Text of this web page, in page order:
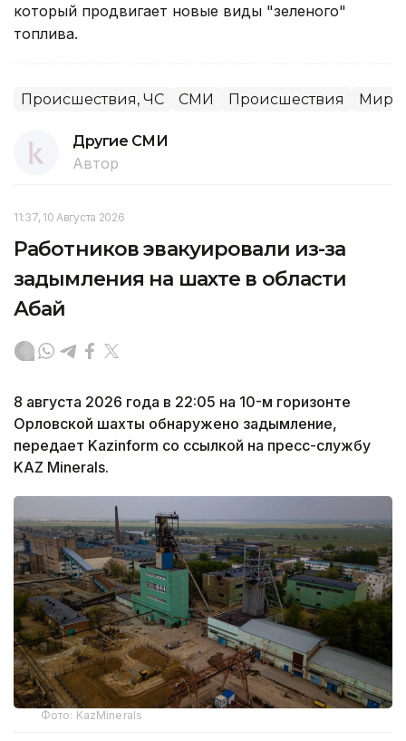
который продвигает новые виды "зеленого"
топлива.
Происшествия, ЧС СМИ Происшествия
Другие СМИ
Автор
11:37, 10 Августа 2026
Работников эвакуировали из-за
задымления на шахте в области
Абай
8 августа 2026 года в 22:05 на 10-м горизонте
Орловской шахты обнаружено задымление,
передает Kazinform со ссылкой на пресс-службу
KAZ Minerals.
Фото: KazMinerals